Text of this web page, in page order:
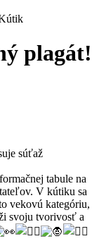
plagát!
súťaž
tabule na
V kútiku sa
vekovú kategóriu,
svoju tvorivosť a